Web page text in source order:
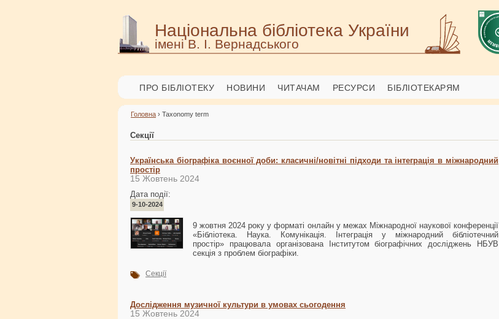
Національна бібліотека України
імені В. І. Вернадського
ПРО БІБЛІОТЕКУ НОВИНИ ЧИТАЧАМ РЕСУРСИ БІБЛІОТЕКАРЯМ
Головна › Taxonomy term
Секції
Українська біографіка воєнної доби: класичні/новітні підходи та інтеграція в міжнародний
простір
15 Жовтень 2024
Дата події:
9-10-2024
9 жовтня 2024 року у форматі онлайн у межах Міжнародної наукової конференції
«Бібліотека. Наука. Комунікація. Інтеграція у міжнародний бібліотечний
простір» працювала організована Інститутом біографічних досліджень НБУВ
cекція з проблем біографіки.
Секції
Дослідження музичної культури в умовах сьогодення
15 Жовтень 2024